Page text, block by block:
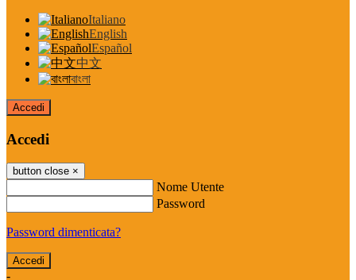
Italiano
English
Español
中文
বাংলা
Accedi
Accedi
button close ×
Nome Utente
Password
Password dimenticata?
-